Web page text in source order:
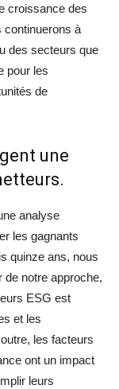
croissance des
continuerons à
des secteurs que
pour les
de
une
analyse
les gagnants
quinze ans, nous
notre approche,
ESG est
et les
les facteurs
ont un impact
leurs